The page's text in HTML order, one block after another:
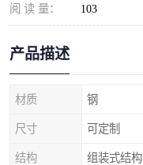
阅 读 量： 103
产品描述
材质 钢
尺寸 可定制
结构 组装式结构